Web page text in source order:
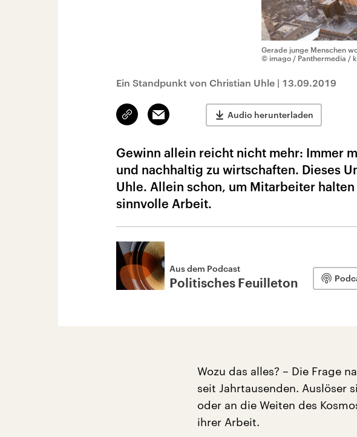
Gerade junge Menschen
© imago / Panthermedia /
Ein Standpunkt von Christian Uhle | 13.09.2019
Link
kopieren/teilen
Email Audio herunterladen
Gewinn allein reicht nicht mehr: Immer
und nachhaltig zu wirtschaften. Dieses
Uhle. Allein schon, um Mitarbeiter
sinnvolle Arbeit.
Aus dem Podcast
Politisches Feuilleton
Wozu das alles? – Die Frage
seit Jahrtausenden. Auslöser
oder an die Weiten des
ihrer Arbeit.